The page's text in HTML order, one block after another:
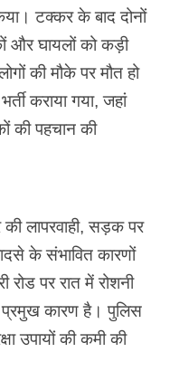
टक्कर के बाद दोनों
और घायलों को कड़ी
की मौके पर मौत हो
कराया गया, जहां
की पहचान की
लापरवाही, सड़क पर
के संभावित कारणों
रोड पर रात में रोशनी
कारण है। पुलिस
उपायों की कमी की